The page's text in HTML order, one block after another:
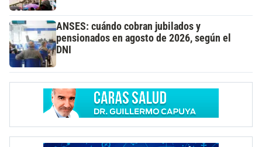
ANSES: cuándo cobran jubilados y
pensionados en agosto de 2026, según el
DNI